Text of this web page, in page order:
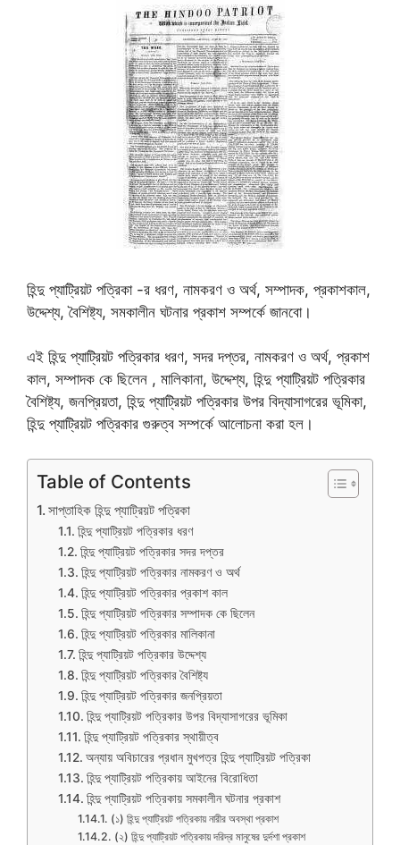
হিন্দু প্যাট্রিয়ট পত্রিকা -র ধরণ, নামকরণ ও অর্থ, সম্পাদক, প্রকাশকাল,
উদ্দেশ্য, বৈশিষ্ট্য, সমকালীন ঘটনার প্রকাশ সম্পর্কে জানবো।
এই হিন্দু প্যাট্রিয়ট পত্রিকার ধরণ, সদর দপ্তর, নামকরণ ও অর্থ, প্রকাশ
কাল, সম্পাদক কে ছিলেন , মালিকানা, উদ্দেশ্য, হিন্দু প্যাট্রিয়ট পত্রিকার
বৈশিষ্ট্য, জনপ্রিয়তা, হিন্দু প্যাট্রিয়ট পত্রিকার উপর বিদ্যাসাগরের ভূমিকা,
হিন্দু প্যাট্রিয়ট পত্রিকার গুরুত্ব সম্পর্কে আলোচনা করা হল।
Table of Contents
সাপ্তাহিক হিন্দু প্যাট্রিয়ট পত্রিকা
হিন্দু প্যাট্রিয়ট পত্রিকার ধরণ
হিন্দু প্যাট্রিয়ট পত্রিকার সদর দপ্তর
হিন্দু প্যাট্রিয়ট পত্রিকার নামকরণ ও অর্থ
হিন্দু প্যাট্রিয়ট পত্রিকার প্রকাশ কাল
হিন্দু প্যাট্রিয়ট পত্রিকার সম্পাদক কে ছিলেন
হিন্দু প্যাট্রিয়ট পত্রিকার মালিকানা
হিন্দু প্যাট্রিয়ট পত্রিকার উদ্দেশ্য
হিন্দু প্যাট্রিয়ট পত্রিকার বৈশিষ্ট্য
হিন্দু প্যাট্রিয়ট পত্রিকার জনপ্রিয়তা
হিন্দু প্যাট্রিয়ট পত্রিকার উপর বিদ্যাসাগরের ভূমিকা
হিন্দু প্যাট্রিয়ট পত্রিকার স্থায়ীত্ব
অন্যায় অবিচারের প্রধান মুখপত্র হিন্দু প্যাট্রিয়ট পত্রিকা
হিন্দু প্যাট্রিয়ট পত্রিকায় আইনের বিরোধিতা
হিন্দু প্যাট্রিয়ট পত্রিকায় সমকালীন ঘটনার প্রকাশ
(১) হিন্দু প্যাট্রিয়ট পত্রিকায় নারীর অবস্থা প্রকাশ
(২) হিন্দু প্যাট্রিয়ট পত্রিকায় দরিদ্র মানুষের দুর্দশা প্রকাশ